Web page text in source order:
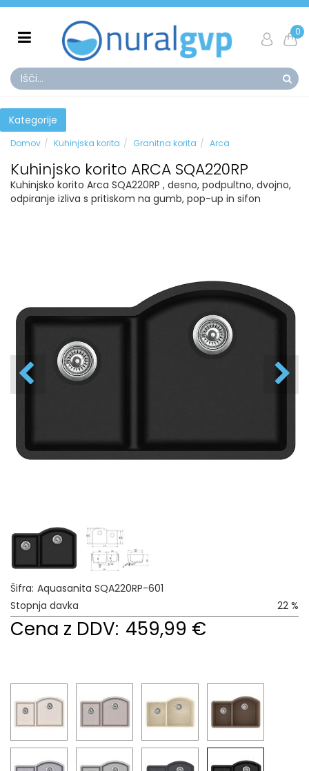
0
Kategorije
Domov Kuhinjska korita Granitna korita Arca
Kuhinjsko korito ARCA SQA220RP
Kuhinjsko korito Arca SQA220RP , desno, podpultno, dvojno,
odpiranje izliva s pritiskom na gumb, pop-up in sifon
Šifra: Aquasanita SQA220RP-601
Stopnja davka
22 %
Cena z DDV: 459,99 €